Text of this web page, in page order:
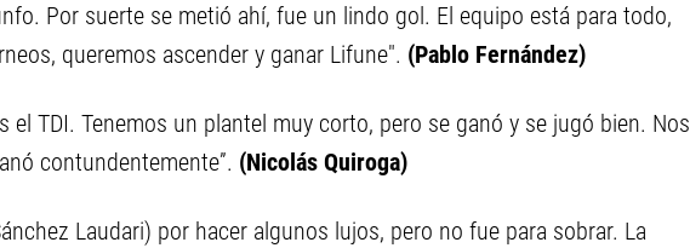
Por suerte se metió ahí, fue un lindo gol. El equipo está para todo,
queremos ascender y ganar Lifune". (Pablo Fernández)
el TDI. Tenemos un plantel muy corto, pero se ganó y se jugó bien. Nos
contundentemente”. (Nicolás Quiroga)
Laudari) por hacer algunos lujos, pero no fue para sobrar. La